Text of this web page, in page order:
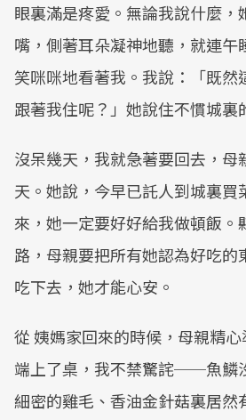
眼裏滿是疼愛。無論我說什麼，
嘴，側著耳朵凝神地聽，就連午
笑咪咪地看著我。我說：「既然
跟著我住呢？」她說住不慣城裏
沒呆幾天，我就急著要回去，母
天。她說，今早已託人到城裏買
來，她一定要好好給我做頓飯。
路，母親要把所有她認為好吃的
吃下去，她才能心安。
從 姨媽家回來的時候，母親精
端上了桌，我不禁驚詫──魚鱗
細密的雞毛、香油金針菇裏居然